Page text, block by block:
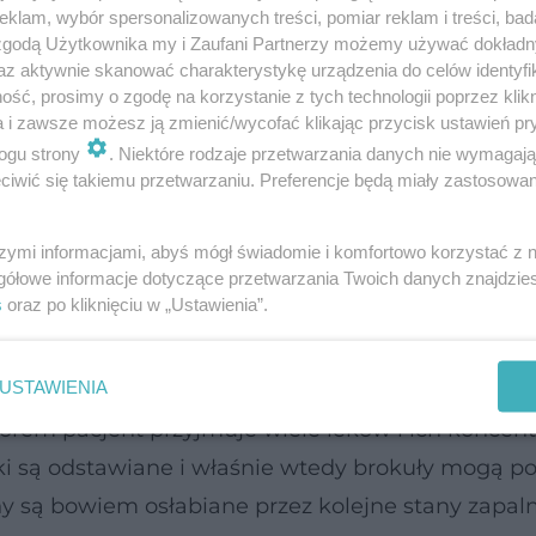
antynowotworowe właściwości
– pomaga w zapobieganiu stanom
obce, szkodliwe substancje chemiczne.
komórki ścianek jelita, przez które wchłania
jest także wątroba,nerkii serce. Od niedawna
przede wszystkim prewencyjne. Nie
pacjent przyjmuje wiele leków i ich
są odstawiane i właśnie wtedy brokuły mogą
są bowiem osłabiane przez kolejne stany
wybór spersonalizowanych treści, pomiar reklam i treści,
Użytkownika my i Zaufani Partnerzy możemy używać
aktywnie skanować charakterystykę urządzenia do celów
prosimy o zgodę na korzystanie z tych technologii poprzez
i zawsze możesz ją zmienić/wycofać klikając przycisk ustawień
strony
. Niektóre rodzaje przetwarzania danych nie
się takiemu przetwarzaniu. Preferencje będą miały
informacjami, abyś mógł świadomie i komfortowo korzystać z
informacje dotyczące przetwarzania Twoich danych
oraz po kliknięciu w „Ustawienia”.
USTAWIENIA